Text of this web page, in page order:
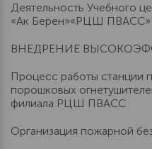
Деятельность Учебного
«Ак Берен»«РЦШ ПВАСС»
ВНЕДРЕНИЕ
Процесс работы станции
порошковых
филиала РЦШ ПВАСС
Организация пожарной